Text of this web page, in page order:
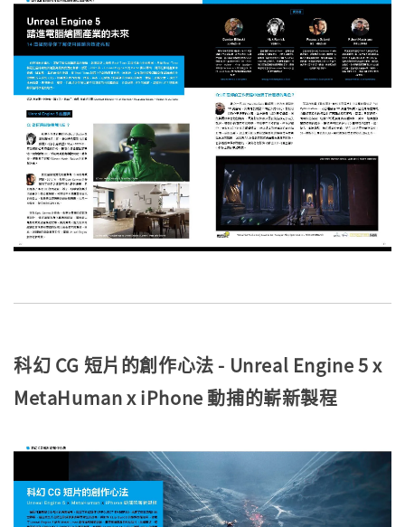
科幻 CG 短片的創作心法 - Unreal Engine 5 x
MetaHuman x iPhone 動捕的嶄新製程